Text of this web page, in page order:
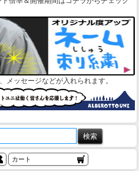
メッセージなどが入れられます。
カート